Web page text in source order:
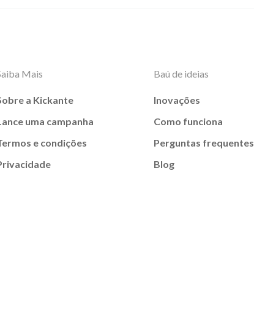
Mais
a Kickante
uma campanha
e condições
Baú de ideias
Inovações
Como funciona
Perguntas frequentes
Blog